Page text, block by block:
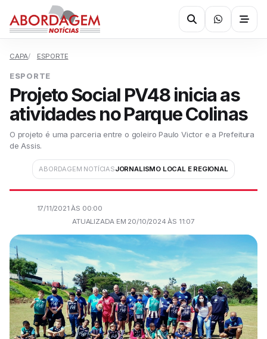
CAPA ESPORTE
ESPORTE
Projeto Social PV48 inicia as
atividades no Parque Colinas
O projeto é uma parceria entre o goleiro Paulo Victor e a Prefeitura
de Assis.
ABORDAGEM NOTÍCIASJORNALISMO LOCAL E REGIONAL
17/11/2021 ÀS 00:00
ATUALIZADA EM 20/10/2024 ÀS 11:07